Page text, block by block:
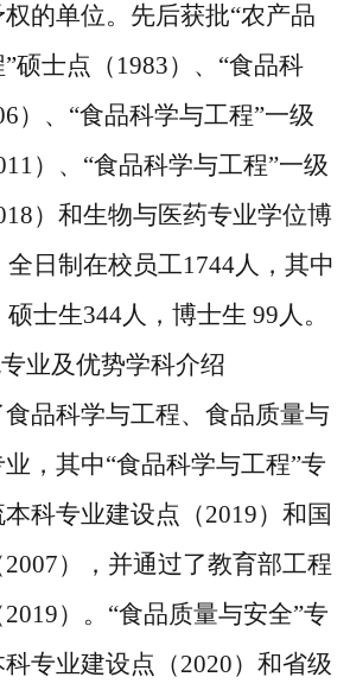
的单位。先后获批“农产品
硕士点（1983）、“食品科
）、“食品科学与工程”一级
）、“食品科学与工程”一级
）和生物与医药专业学位博
日制在校员工1744人，其中
士生344人，博士生 99人。
业及优势学科介绍
科学与工程、食品质量与
，其中“食品科学与工程”专
科专业建设点（2019）和国
），并通过了教育部工程
）。“食品质量与安全”专
专业建设点（2020）和省级